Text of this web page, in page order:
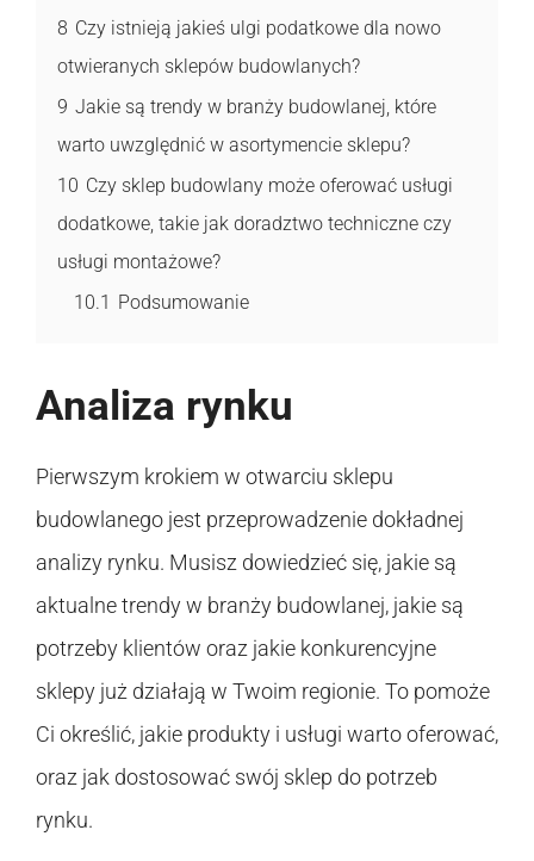
8 Czy istnieją jakieś ulgi podatkowe dla nowo
otwieranych sklepów budowlanych?
9 Jakie są trendy w branży budowlanej, które
warto uwzględnić w asortymencie sklepu?
10 Czy sklep budowlany może oferować usługi
dodatkowe, takie jak doradztwo techniczne czy
usługi montażowe?
10.1 Podsumowanie
Analiza rynku
Pierwszym krokiem w otwarciu sklepu
budowlanego jest przeprowadzenie dokładnej
analizy rynku. Musisz dowiedzieć się, jakie są
aktualne trendy w branży budowlanej, jakie są
potrzeby klientów oraz jakie konkurencyjne
sklepy już działają w Twoim regionie. To pomoże
Ci określić, jakie produkty i usługi warto oferować,
oraz jak dostosować swój sklep do potrzeb
rynku.